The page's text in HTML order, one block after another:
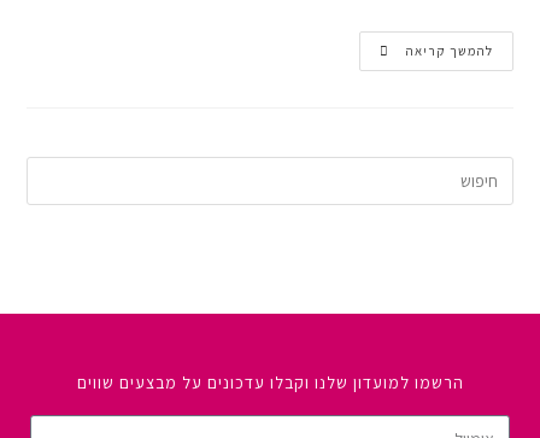
להמשך קריאה
הרשמו למועדון שלנו וקבלו עדכונים על מבצעים שווים